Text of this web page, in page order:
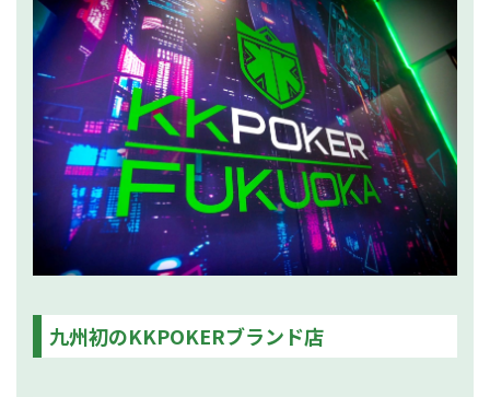
九州初のKKPOKERブランド店